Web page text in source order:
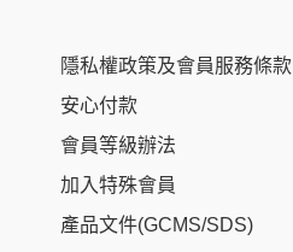
隱私權政策及會員服務條款
安心付款
會員等級辦法
加入特殊會員
產品文件(GCMS/SDS)